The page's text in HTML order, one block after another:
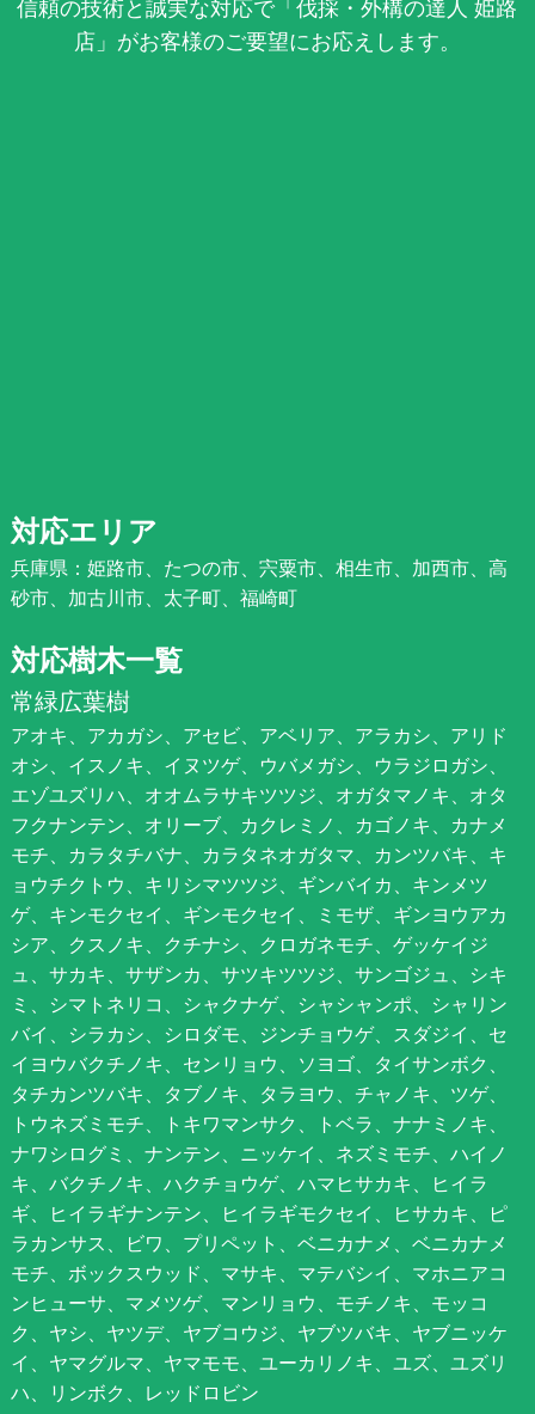
信頼の技術と誠実な対応で「伐採・外構の達人 姫路
店」がお客様のご要望にお応えします。
対応エリア
兵庫県：姫路市、たつの市、宍粟市、相生市、加西市、高
砂市、加古川市、太子町、福崎町
対応樹木一覧
常緑広葉樹
アオキ、アカガシ、アセビ、アベリア、アラカシ、アリド
オシ、イスノキ、イヌツゲ、ウバメガシ、ウラジロガシ、
エゾユズリハ、オオムラサキツツジ、オガタマノキ、オタ
フクナンテン、オリーブ、カクレミノ、カゴノキ、カナメ
モチ、カラタチバナ、カラタネオガタマ、カンツバキ、キ
ョウチクトウ、キリシマツツジ、ギンバイカ、キンメツ
ゲ、キンモクセイ、ギンモクセイ、ミモザ、ギンヨウアカ
シア、クスノキ、クチナシ、クロガネモチ、ゲッケイジ
ュ、サカキ、サザンカ、サツキツツジ、サンゴジュ、シキ
ミ、シマトネリコ、シャクナゲ、シャシャンポ、シャリン
バイ、シラカシ、シロダモ、ジンチョウゲ、スダジイ、セ
イヨウバクチノキ、センリョウ、ソヨゴ、タイサンボク、
タチカンツバキ、タブノキ、タラヨウ、チャノキ、ツゲ、
トウネズミモチ、トキワマンサク、トベラ、ナナミノキ、
ナワシログミ、ナンテン、ニッケイ、ネズミモチ、ハイノ
キ、バクチノキ、ハクチョウゲ、ハマヒサカキ、ヒイラ
ギ、ヒイラギナンテン、ヒイラギモクセイ、ヒサカキ、ピ
ラカンサス、ビワ、プリペット、ベニカナメ、ベニカナメ
モチ、ボックスウッド、マサキ、マテバシイ、マホニアコ
ンヒューサ、マメツゲ、マンリョウ、モチノキ、モッコ
ク、ヤシ、ヤツデ、ヤブコウジ、ヤブツバキ、ヤブニッケ
イ、ヤマグルマ、ヤマモモ、ユーカリノキ、ユズ、ユズリ
ハ、リンボク、レッドロビン